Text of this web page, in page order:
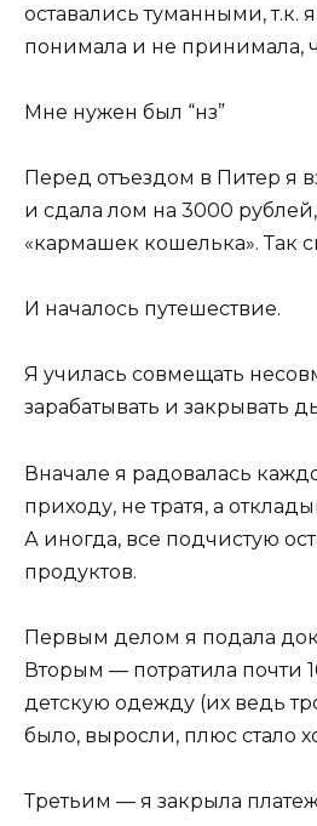
оставались туманными, т.к.
понимала и не принимала,
Мне нужен был “нз”
Перед отъездом в Питер я
и сдала лом на 3000
«кармашек кошелька». Так
И началось путешествие.
Я училась совмещать
зарабатывать и закрывать
Вначале я радовалась
приходу, не тратя, а
А иногда, все подчистую
продуктов.
Первым делом я подала
Вторым — потратила почти
детскую одежду (их ведь
было, выросли, плюс стало
Третьим — я закрыла